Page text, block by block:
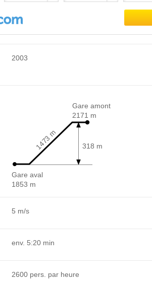
2003
Gare aval
1853 m
Gare amont
2171 m
318 m
1473 m
5 m/s
env. 5:20 min
2600 pers. par heure